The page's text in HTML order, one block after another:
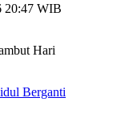
20:47 WIB
Hari